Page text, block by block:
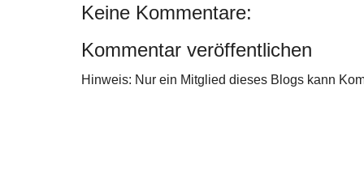
Keine Kommentare:
Kommentar veröffentlichen
Hinweis: Nur ein Mitglied dieses Blogs kann